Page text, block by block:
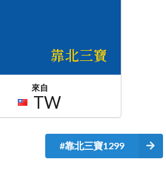
來自
TW
#靠北三寶1299